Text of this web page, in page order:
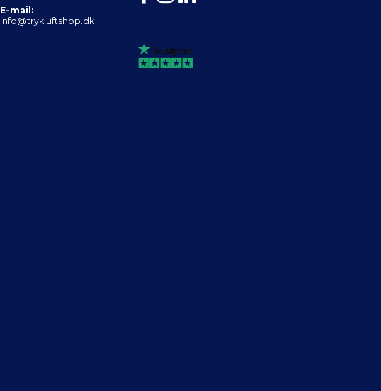
E-mail:
info@trykluftshop.dk